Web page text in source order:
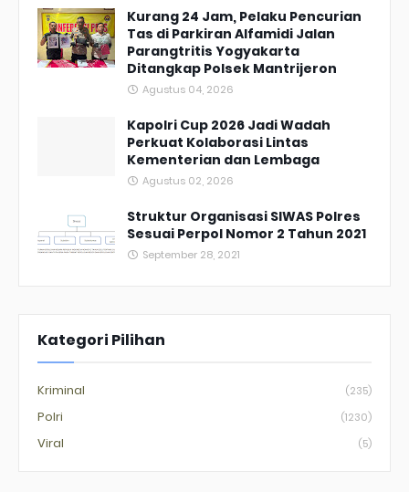
Kurang 24 Jam, Pelaku Pencurian
Tas di Parkiran Alfamidi Jalan
Parangtritis Yogyakarta
Ditangkap Polsek Mantrijeron
Agustus 04, 2026
Kapolri Cup 2026 Jadi Wadah
Perkuat Kolaborasi Lintas
Kementerian dan Lembaga
Agustus 02, 2026
Struktur Organisasi SIWAS Polres
Sesuai Perpol Nomor 2 Tahun 2021
September 28, 2021
Kategori Pilihan
Kriminal (235)
Polri (1230)
Viral (5)